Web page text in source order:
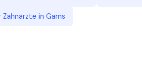
Zahnärzte in Gams